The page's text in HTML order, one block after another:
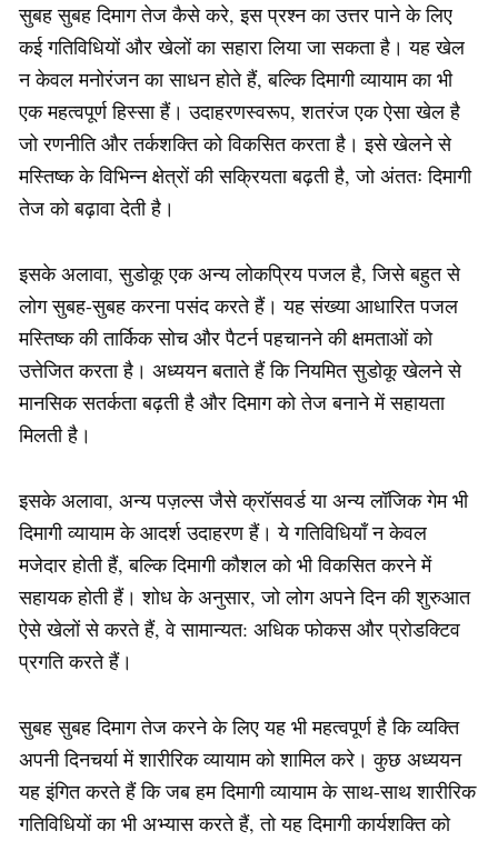
सुबह सुबह दिमाग तेज कैसे करे, इस प्रश्न का उत्तर पाने के लिए
कई गतिविधियों और खेलों का सहारा लिया जा सकता है। यह खेल
न केवल मनोरंजन का साधन होते हैं, बल्कि दिमागी व्यायाम का भी
एक महत्वपूर्ण हिस्सा हैं। उदाहरणस्वरूप, शतरंज एक ऐसा खेल है
जो रणनीति और तर्कशक्ति को विकसित करता है। इसे खेलने से
मस्तिष्क के विभिन्न क्षेत्रों की सक्रियता बढ़ती है, जो अंततः दिमागी
तेज को बढ़ावा देती है।
इसके अलावा, सुडोकू एक अन्य लोकप्रिय पजल है, जिसे बहुत से
लोग सुबह-सुबह करना पसंद करते हैं। यह संख्या आधारित पजल
मस्तिष्क की तार्किक सोच और पैटर्न पहचानने की क्षमताओं को
उत्तेजित करता है। अध्ययन बताते हैं कि नियमित सुडोकू खेलने से
मानसिक सतर्कता बढ़ती है और दिमाग को तेज बनाने में सहायता
मिलती है।
इसके अलावा, अन्य पज़ल्स जैसे क्रॉसवर्ड या अन्य लॉजिक गेम भी
दिमागी व्यायाम के आदर्श उदाहरण हैं। ये गतिविधियाँ न केवल
मजेदार होती हैं, बल्कि दिमागी कौशल को भी विकसित करने में
सहायक होती हैं। शोध के अनुसार, जो लोग अपने दिन की शुरुआत
ऐसे खेलों से करते हैं, वे सामान्यत: अधिक फोकस और प्रोडक्टिव
प्रगति करते हैं।
सुबह सुबह दिमाग तेज करने के लिए यह भी महत्वपूर्ण है कि व्यक्ति
अपनी दिनचर्या में शारीरिक व्यायाम को शामिल करे। कुछ अध्ययन
यह इंगित करते हैं कि जब हम दिमागी व्यायाम के साथ-साथ शारीरिक
गतिविधियों का भी अभ्यास करते हैं, तो यह दिमागी कार्यशक्ति को